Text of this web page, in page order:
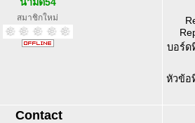
สมาชิกใหม่
บอร์ด
หัวข้อ
Contact